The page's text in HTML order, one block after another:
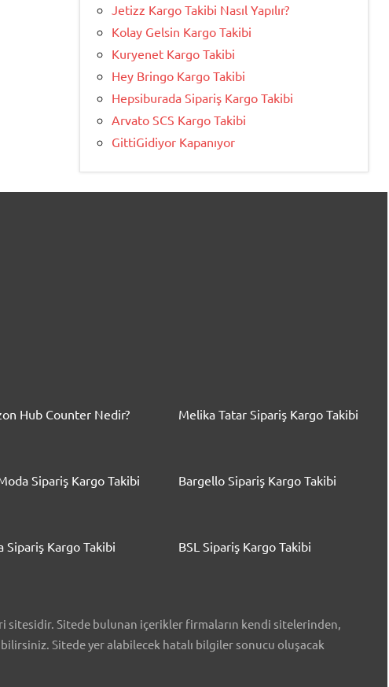
Jetizz Kargo Takibi Nasıl Yapılır?
Kolay Gelsin Kargo Takibi
Kuryenet Kargo Takibi
Hey Bringo Kargo Takibi
Hepsiburada Sipariş Kargo Takibi
Arvato SCS Kargo Takibi
GittiGidiyor Kapanıyor
Hub Counter Nedir? Melika Tatar Sipariş Kargo Takibi
Sipariş Kargo Takibi Bargello Sipariş Kargo Takibi
Sipariş Kargo Takibi BSL Sipariş Kargo Takibi
sitesidir. Sitede bulunan içerikler firmaların kendi sitelerinden,
Sitede yer alabilecek hatalı bilgiler sonucu oluşacak